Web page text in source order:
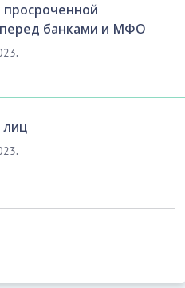
просроченной
банками и МФО
лиц